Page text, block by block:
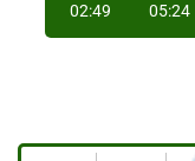
02:49
05:24